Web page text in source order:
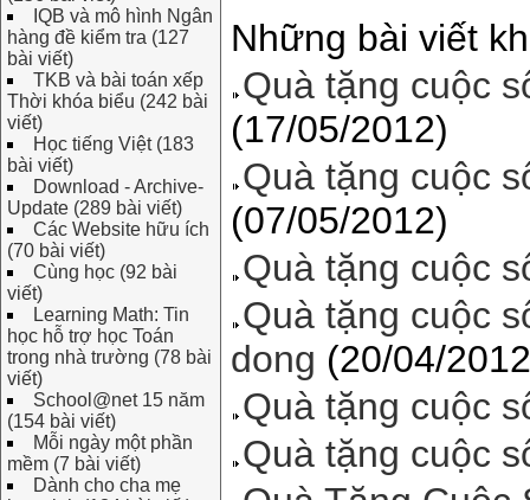
IQB và mô hình Ngân
hàng đề kiểm tra (127
bài viết)
TKB và bài toán xếp
Thời khóa biểu (242 bài
viết)
Học tiếng Việt (183
bài viết)
Download - Archive-
Update (289 bài viết)
Các Website hữu ích
(70 bài viết)
Cùng học (92 bài
viết)
Learning Math: Tin
học hỗ trợ học Toán
trong nhà trường (78 bài
viết)
School@net 15 năm
(154 bài viết)
Mỗi ngày một phần
mềm (7 bài viết)
Dành cho cha mẹ
Những bài viết
Quà tặng cuộc
(17/05/2012)
Quà tặng cuộc
(07/05/2012)
Quà tặng cuộc
Quà tặng cuộc
dong (20/04/
Quà tặng cuộc
Quà tặng cuộc